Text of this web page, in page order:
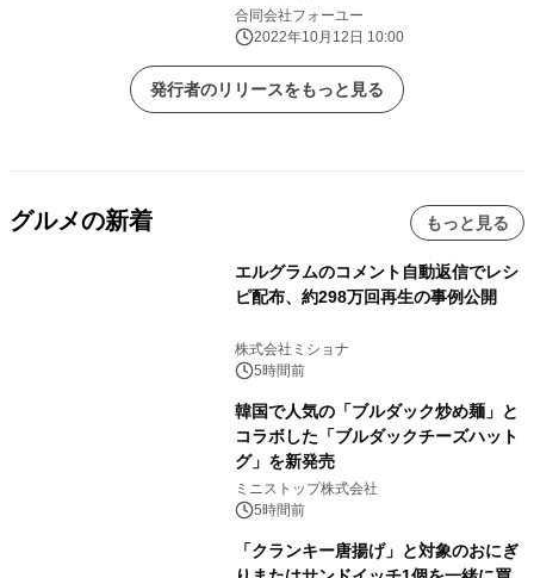
合同会社フォーユー
2022年10月12日 10:00
発行者のリリースをもっと見る
グルメの新着 もっと見る
エルグラムのコメント自動返信でレシ
ピ配布、約298万回再生の事例公開
株式会社ミショナ
5時間前
韓国で人気の「ブルダック炒め麺」と
コラボした「ブルダックチーズハット
グ」を新発売
ミニストップ株式会社
5時間前
「クランキー唐揚げ」と対象のおにぎ